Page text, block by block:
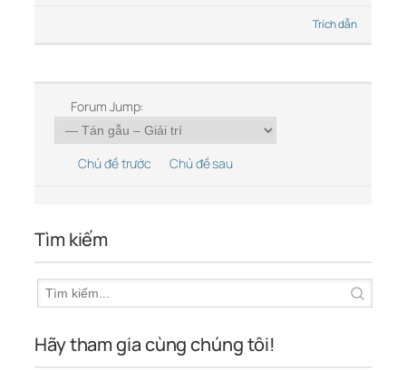
Trích dẫn
Forum Jump:
Chủ đề trước Chủ đề sau
Tìm kiếm
Hãy tham gia cùng chúng tôi!